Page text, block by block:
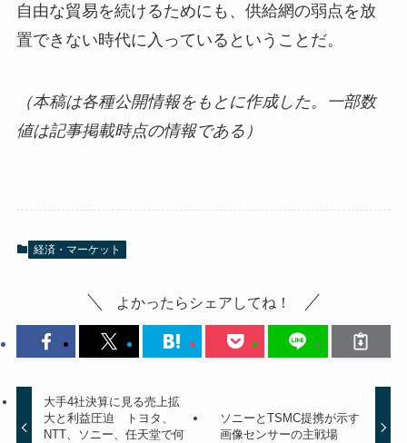
自由な貿易を続けるためにも、供給網の弱点を放
置できない時代に入っているということだ。
（本稿は各種公開情報をもとに作成した。一部数
値は記事掲載時点の情報である）
経済・マーケット
よかったらシェアしてね！
大手4社決算に見る売上拡
大と利益圧迫 トヨタ、
NTT、ソニー、任天堂で何
ソニーとTSMC提携が示す
画像センサーの主戦場